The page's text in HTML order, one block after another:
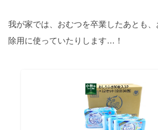
我が家では、おむつを卒業したあとも
除用に使っていたりします…！